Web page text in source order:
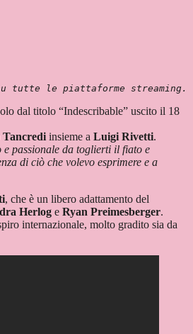
tutte le piattaforme streaming.
dal titolo “Indescribable” uscito il 18
Tancredi insieme a Luigi Rivetti.
e passionale da toglierti il fiato e
di ciò che volevo esprimere e a
, che è un libero adattamento del
Herlog e Ryan Preimesberger.
internazionale, molto gradito sia da